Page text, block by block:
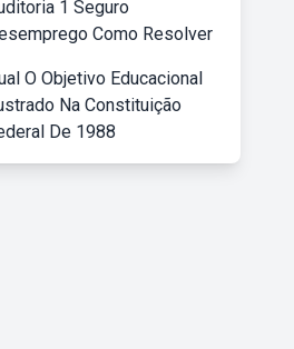
1 Seguro
Como Resolver
O Objetivo Educacional
Na Constituição
De 1988